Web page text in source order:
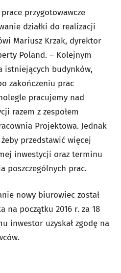
przygotowawcze
działki do realizacji
Mariusz Krzak, dyrektor
Poland. – Kolejnym
istniejących budynków,
zakończeniu prac
pracujemy nad
razem z zespołem
Projektowa. Jednak
przedstawić więcej
inwestycji oraz terminu
poszczególnych prac.
nowy biurowiec został
na początku 2016 r. za 18
inwestor uzyskał zgodę na